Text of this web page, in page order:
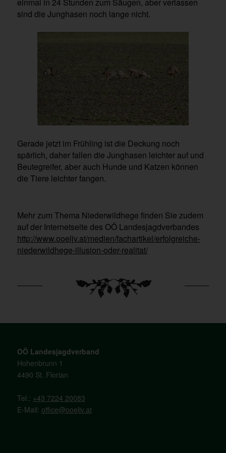
einmal in 24 Stunden zum Säugen, aber verlassen
sind die Junghasen noch lange nicht.
Gerade jetzt im Frühling ist die Deckung noch
spärlich, daher fallen die Junghasen leichter auf und
Beutegreifer, aber auch Hunde und Katzen können
die Tiere leichter fangen.
Mehr zum Thema Niederwildhege finden Sie zudem
auf der Internetseite des OÖ Landesjagdverbandes
http://www.ooeljv.at/medien/fachartikel/erfolgreiche-
niederwildhege-illusion-oder-realitat/
OÖ Landesjagdverband
Hohenbrunn 1
4490 St. Florian
Tel.: +43 7224 20083
E-Mail: office@ooeljv.at